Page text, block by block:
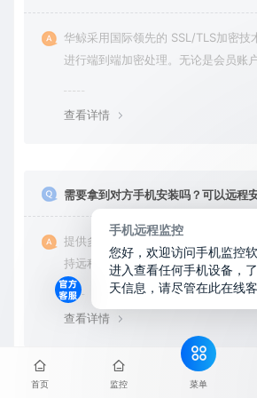
华鲸采用国际领先的 SSL/TLS加密技
进行端到端加密处理。无论是会员账
查看详情
需要拿到对方手机安装吗？可以远程
提供多种监控手机安装方式，无需接
持远程无感安装，无通知提示与图标
授权，后台隐藏进程无法察觉，在对
控他的一举一动所有手机操作记录，
查看详情
首页 监控 菜单
手机远程监控
您好，欢迎访问手机监控
进入查看任何手机设备，
天信息，请尽管在此在线